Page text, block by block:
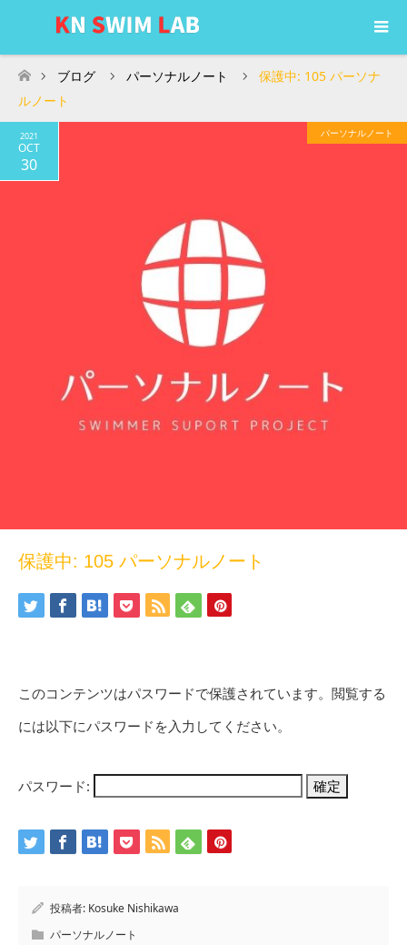
ホーム
ブログ パーソナルノート
保護中: 105 パーソナ
ルノート
2021
OCT
30
パーソナルノート
保護中: 105 パーソナルノート
このコンテンツはパスワードで保護されています。閲覧する
には以下にパスワードを入力してください。
パスワード:
投稿者: Kosuke Nishikawa
パーソナルノート